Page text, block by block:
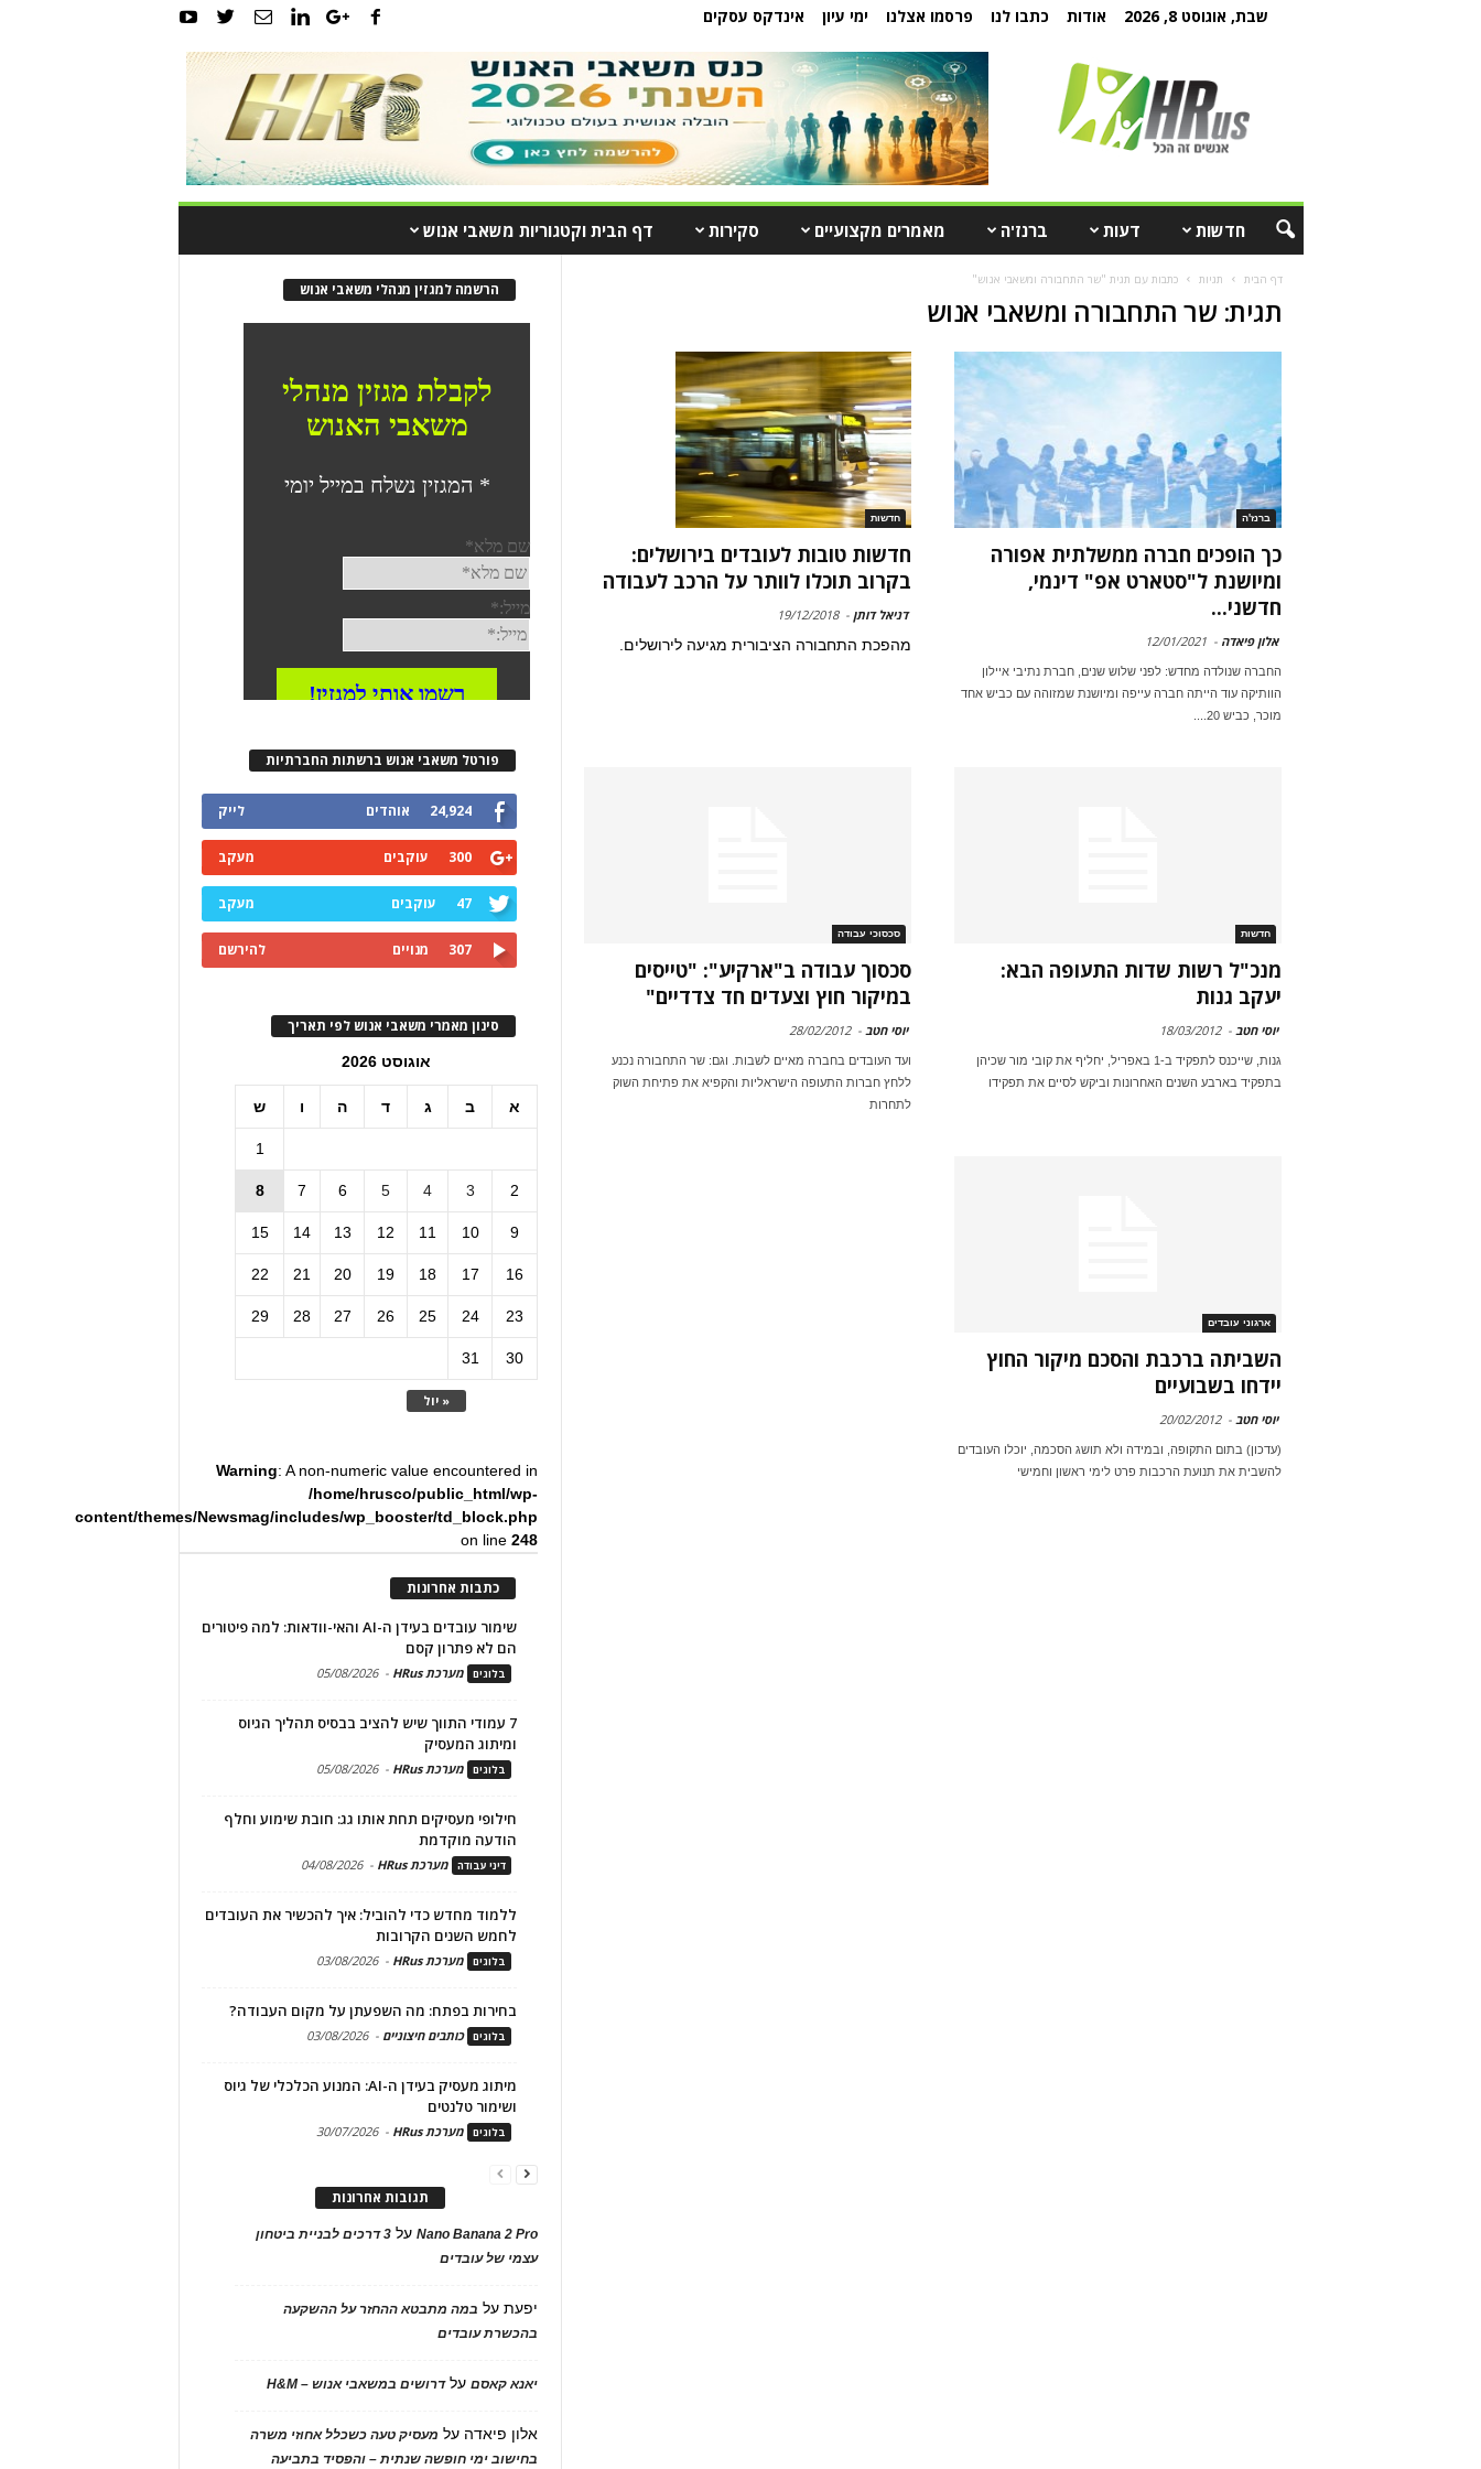
שבת, אוגוסט 8, 2026 אודות כתבו לנו פרסמו אצלנו ימי עיון אינדקס עסקים
חדשות דעות ברנז'ה מאמרים מקצועיים סקירות דף הבית וקטגוריות משאבי אנוש
דף הבית תגיות כתבות עם תגית "שר התחבורה ומשאבי אנוש"
תגית: שר התחבורה ומשאבי אנוש
ברנז'ה
כך הופכים חברה ממשלתית אפורה
ומיושנת ל"סטארט אפ" דינמי,
חדשני...
אלון פיאדה -
12/01/2021
החברה שנולדה מחדש: לפני שלוש שנים, חברת נתיבי איילון
הוותיקה עוד הייתה חברה עייפה ומיושנת שמזוהה עם כביש אחד
מוכר, כביש 20....
חדשות
חדשות טובות לעובדים בירושלים:
בקרוב תוכלו לוותר על הרכב לעבודה
דניאל דותן -
19/12/2018
מהפכת התחבורה הציבורית מגיעה לירושלים.
חדשות
מנכ"ל רשות שדות התעופה הבא:
יעקב גנות
יוסי חטב -
18/03/2012
גנות, שייכנס לתפקיד ב-1 באפריל, יחליף את קובי מור שכיהן
בתפקיד בארבע השנים האחרונות וביקש לסיים את תפקידו
סכסוכי עבודה
סכסוך עבודה ב"ארקיע": "טייסים
במיקור חוץ וצעדים חד צדדיים"
יוסי חטב -
28/02/2012
ועד העובדים בחברה מאיים לשבות. וגם: שר התחבורה נכנע
ללחץ חברות התעופה הישראליות והקפיא את פתיחת השוק
לתחרות
ארגוני עובדים
השביתה ברכבת והסכם מיקור החוץ
יידחו בשבועיים
יוסי חטב -
20/02/2012
(עדכון) בתום התקופה, ובמידה ולא תושג הסכמה, יוכלו העובדים
להשבית את תנועת הרכבות פרט לימי ראשון וחמישי
הרשמה למגזין מנהלי משאבי אנוש
פורטל משאבי אנוש ברשתות החברתיות
24,924 אוהדים לייק
300 עוקבים מעקב
47 עוקבים מעקב
307 מנויים להירשם
סינון מאמרי משאבי אנוש לפי תאריך
אוגוסט 2026
א ב ג ד ה ו ש
« יול
1
2
3
4
5
6
7
8
9
10
11
12
13
14
15
16
17
18
19
20
21
22
23
24
25
26
27
28
29
30
31
Warning: A non-numeric value encountered in
/home/hrusco/public_html/wp-
content/themes/Newsmag/includes/wp_booster/td_block.php
on line248
כתבות אחרונות
שימור עובדים בעידן ה-AI והאי-וודאות: למה פיטורים
הם לא פתרון קסם
בלוגים מערכת HRus -
05/08/2026
7 עמודי התווך שיש להציב בבסיס תהליך הגיוס
ומיתוג המעסיק
בלוגים מערכת HRus -
05/08/2026
חילופי מעסיקים תחת אותו גג: חובת שימוע וחלף
הודעה מוקדמת
דיני עבודה מערכת HRus -
04/08/2026
ללמוד מחדש כדי להוביל: איך להכשיר את העובדים
לחמש השנים הקרובות
בלוגים מערכת HRus -
03/08/2026
בחירות בפתח: מה השפעתן על מקום העבודה?
בלוגים כותבים חיצוניים -
03/08/2026
מיתוג מעסיק בעידן ה-AI: המנוע הכלכלי של גיוס
ושימור טלנטים
בלוגים מערכת HRus -
30/07/2026
תגובות אחרונות
Nano Banana 2 Proעל
3 דרכים לבניית ביטחון
עצמי של עובדים
יפעתעל במה מתבטא ההחזר על ההשקעה
בהכשרת עובדים
יאנא קאסםעלדרושים במשאבי אנוש – H&M
אלון פיאדה על מעסיק טעה כשכלל אחוזי משרה
בחישוב ימי חופשה שנתית – והפסיד בתביעה